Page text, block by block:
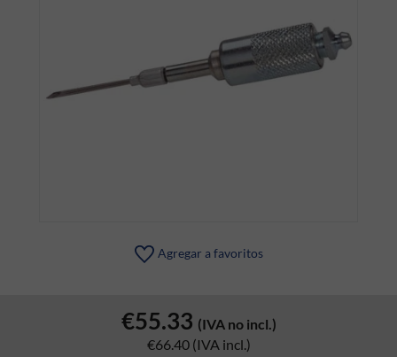
Agregar a favoritos
€55.33 (IVA no incl.)
€66.40 (IVA incl.)